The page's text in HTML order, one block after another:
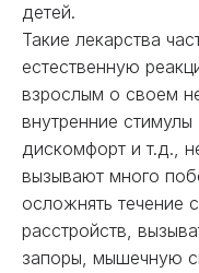
детей.
Такие лекарства
естественную
взрослым о своем
внутренние
дискомфорт и т.д.,
вызывают много
осложнять течение
расстройств,
запоры, мышечную